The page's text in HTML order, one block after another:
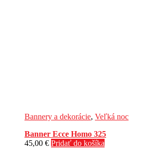
Bannery a dekorácie, Veľká noc
Banner Ecce Homo 325
45,00 € Pridať do košíka